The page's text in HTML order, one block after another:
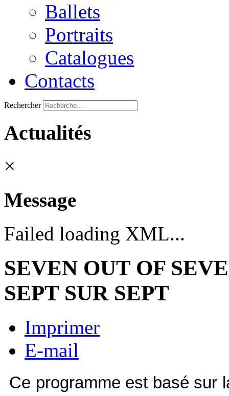
Ballets
Portraits
Catalogues
Contacts
Rechercher
Actualités
×
Message
Failed loading XML...
SEVEN OUT OF
SEPT SUR SEPT
Imprimer
E-mail
Ce programme est basé sur